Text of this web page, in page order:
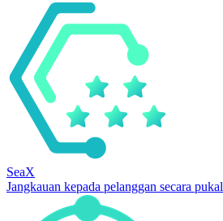
SeaX
Jangkauan kepada pelanggan secara pukal